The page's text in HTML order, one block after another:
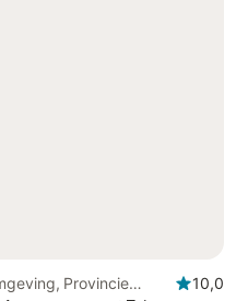
Provincie
10,0